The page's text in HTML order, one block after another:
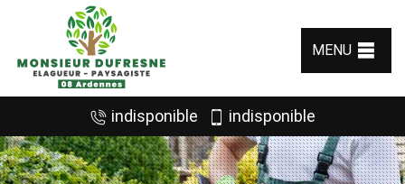
MENU
indisponible indisponible